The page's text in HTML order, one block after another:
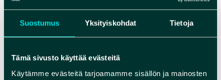
Suostumus Yksityiskohdat Tietoja
Tämä sivusto käyttää evästeitä
Käytämme evästeitä tarjoamamme sisällön ja mainosten
Utajärven kirkko on yksi Rokua Geoparkin
kulttuurikohteista.